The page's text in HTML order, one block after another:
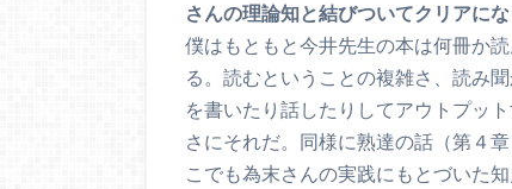
さんの理論知と結びついてクリアにな
僕はもともと今井先生の本は何冊か
る。読むということの複雑さ、読み
を書いたり話したりしてアウトプッ
さにそれだ。同様に熟達の話（第４
こでも為末さんの実践にもとづいた